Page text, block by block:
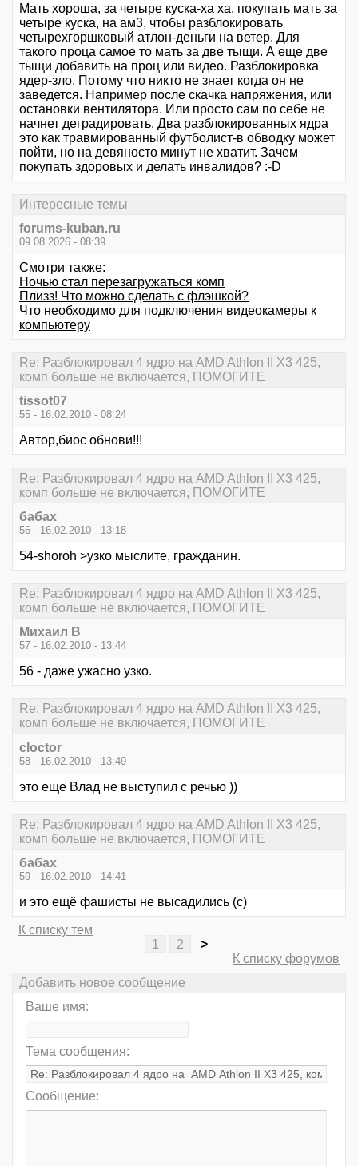
Мать хороша, за четыре куска-ха ха, покупать мать за
четыре куска, на ам3, чтобы разблокировать
четырехгоршковый атлон-деньги на ветер. Для
такого проца самое то мать за две тыщи. А еще две
тыщи добавить на проц или видео. Разблокировка
ядер-зло. Потому что никто не знает когда он не
заведется. Например после скачка напряжения, или
остановки вентилятора. Или просто сам по себе не
начнет деградировать. Два разблокированных ядра
это как травмированный футболист-в обводку может
пойти, но на девяносто минут не хватит. Зачем
покупать здоровых и делать инвалидов? :-D
Интересные темы
forums-kuban.ru
09.08.2026 - 08:39
Смотри также:
Ночью стал перезагружаться комп
Плизз! Что можно сделать с флэшкой?
Что необходимо для подключения видеокамеры к
компьютеру
Re: Разблокировал 4 ядро на AMD Athlon II X3 425,
комп больше не включается, ПОМОГИТЕ
tissot07
55 - 16.02.2010 - 08:24
Автор,биос обнови!!!
Re: Разблокировал 4 ядро на AMD Athlon II X3 425,
комп больше не включается, ПОМОГИТЕ
бабах
56 - 16.02.2010 - 13:18
54-shoroh >узко мыслите, гражданин.
Re: Разблокировал 4 ядро на AMD Athlon II X3 425,
комп больше не включается, ПОМОГИТЕ
Михаил В
57 - 16.02.2010 - 13:44
56 - даже ужасно узко.
Re: Разблокировал 4 ядро на AMD Athlon II X3 425,
комп больше не включается, ПОМОГИТЕ
cloctor
58 - 16.02.2010 - 13:49
это еще Влад не выступил с речью ))
Re: Разблокировал 4 ядро на AMD Athlon II X3 425,
комп больше не включается, ПОМОГИТЕ
бабах
59 - 16.02.2010 - 14:41
и это ещё фашисты не высадились (с)
К списку тем
1
2
>
К списку форумов
Добавить новое сообщение
Ваше имя:
Тема сообщения:
Сообщение: